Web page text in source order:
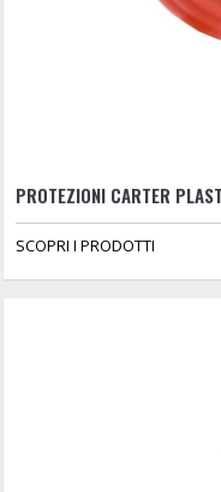
PROTEZIONI CARTER
SCOPRI I PRODOTTI